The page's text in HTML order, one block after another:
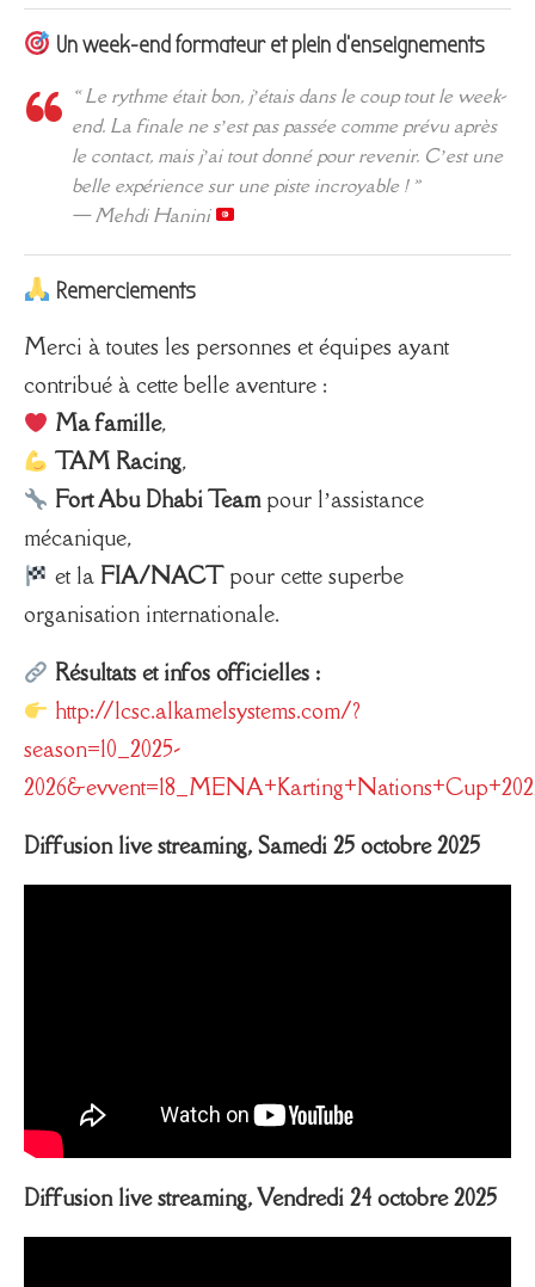
Un week-end formateur et plein d’enseignements
« Le rythme était bon, j’étais dans le coup tout le week-
end. La finale ne s’est pas passée comme prévu après
le contact, mais j’ai tout donné pour revenir. C’est une
belle expérience sur une piste incroyable ! »
— Mehdi Hanini
Remerciements
Merci à toutes les personnes et équipes ayant
contribué à cette belle aventure :
Ma famille,
TAM Racing,
Fort Abu Dhabi Teampour l’assistance
mécanique,
et la FIA/NACTpour cette superbe
organisation internationale.
Résultats et infos officielles :
http://lcsc.alkamelsystems.com/?
season=10_2025-
Diffusion live streaming, Samedi 25 octobre 2025
Diffusion live streaming, Vendredi 24 octobre 2025